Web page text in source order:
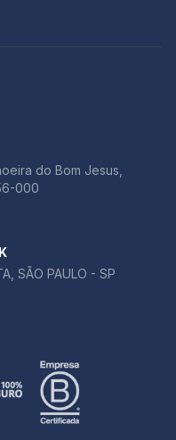
do Bom Jesus,
000
SÃO PAULO - SP